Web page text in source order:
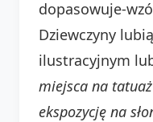
dopasowuje-
Dziewczyny
ilustracyjnym
miejsca na
ekspozycję na